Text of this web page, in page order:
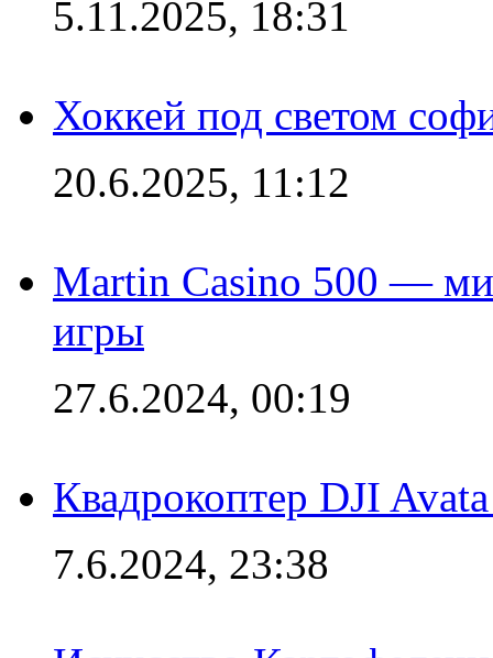
5.11.2025, 18:31
Хоккей под светом
20.6.2025, 11:12
Martin Casino 500 —
игры
27.6.2024, 00:19
Квадрокоптер DJI
7.6.2024, 23:38